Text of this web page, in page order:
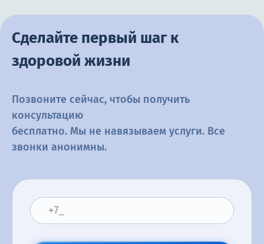
Сделайте первый шаг к
здоровой жизни
Позвоните сейчас, чтобы получить
консультацию
бесплатно. Мы не навязываем услуги. Все
звонки анонимны.